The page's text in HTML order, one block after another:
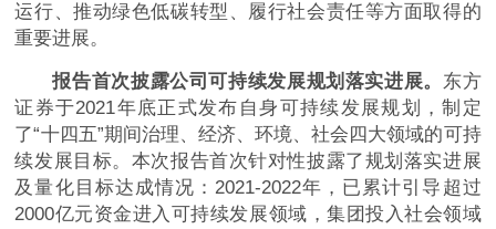
运行、推动绿色低碳转型、履行社会责任等方面取得的
重要进展。
报告首次披露公司可持续发展规划落实进展。 东方
证券于2021年底正式发布自身可持续发展规划，制定
了“十四五”期间治理、经济、环境、社会四大领域的可持
续发展目标。本次报告首次针对性披露了规划落实进展
及量化目标达成情况：2021-2022年，已累计引导超过
2000亿元资金进入可持续发展领域，集团投入社会领域